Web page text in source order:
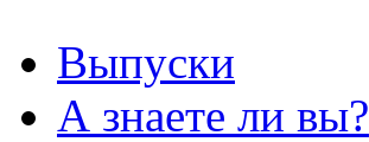
Выпуски
А знаете ли вы?